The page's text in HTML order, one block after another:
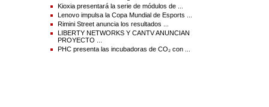
Kioxia presentará la serie de módulos de ...
Lenovo impulsa la Copa Mundial de Esports ...
Rimini Street anuncia los resultados ...
LIBERTY NETWORKS Y CANTV ANUNCIAN
PROYECTO ...
PHC presenta las incubadoras de CO₂ con ...